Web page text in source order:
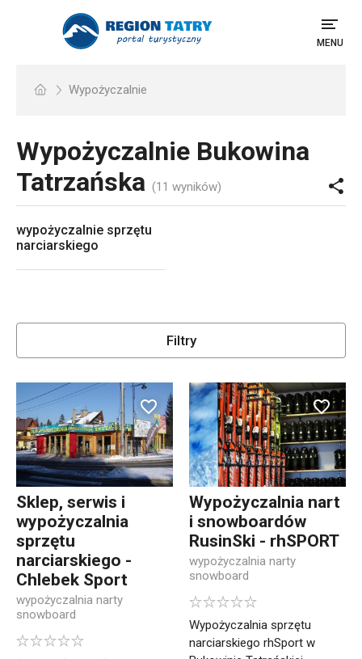
MENU
Wypożyczalnie
Wypożyczalnie Bukowina
Tatrzańska (11 wyników)
wypożyczalnie sprzętu
narciarskiego
Filtry
Sklep, serwis i
wypożyczalnia
sprzętu
narciarskiego -
Chlebek Sport
wypożyczalnia narty
snowboard
Wypożyczalnia nart
i snowboardów
RusinSki - rhSPORT
wypożyczalnia narty
snowboard
Wypożyczalnia sprzętu
narciarskiego rhSport w